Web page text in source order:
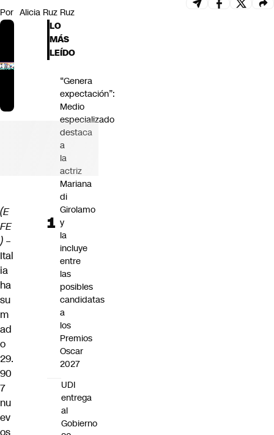
Por Alicia Ruz Ruz
(E
FE
) –
Ital
ia
ha
su
m
ad
o
29.
90
7
nu
ev
LO
MÁS
LEÍDO
“Genera
expectación”:
Medio
especializado
destaca
a
la
actriz
Mariana
di
Girolamo
y
la
incluye
entre
las
posibles
candidatas
a
los
Premios
Oscar
2027
UDI
entrega
al
Gobierno